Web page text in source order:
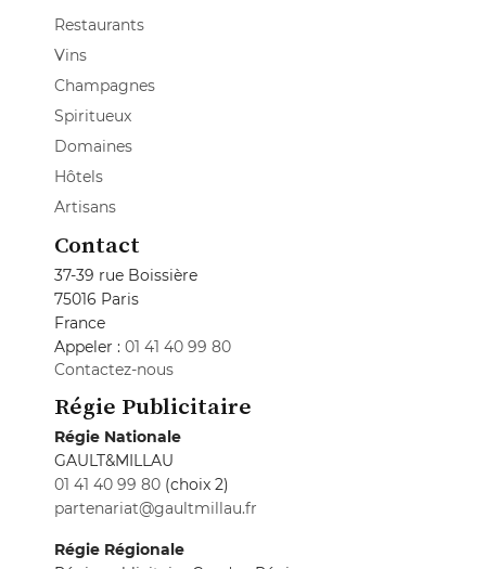
Restaurants
Vins
Champagnes
Spiritueux
Domaines
Hôtels
Artisans
Contact
37-39 rue Boissière
75016 Paris
France
Appeler : 01 41 40 99 80
Contactez-nous
Régie Publicitaire
Régie Nationale
GAULT&MILLAU
01 41 40 99 80 (choix 2)
partenariat@gaultmillau.fr
Régie Régionale